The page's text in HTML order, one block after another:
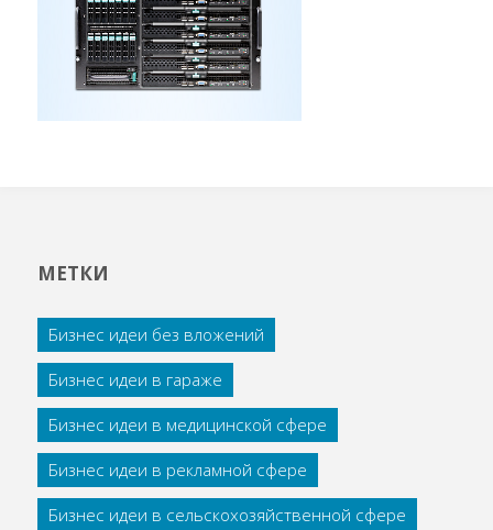
МЕТКИ
Бизнес идеи без вложений
Бизнес идеи в гараже
Бизнес идеи в медицинской сфере
Бизнес идеи в рекламной сфере
Бизнес идеи в сельскохозяйственной сфере